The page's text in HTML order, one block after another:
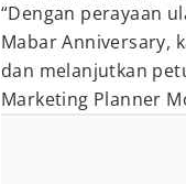
“Dengan perayaan
Mabar Anniversary,
dan melanjutkan
Marketing Planner